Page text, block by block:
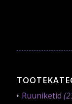
Ruuniketid